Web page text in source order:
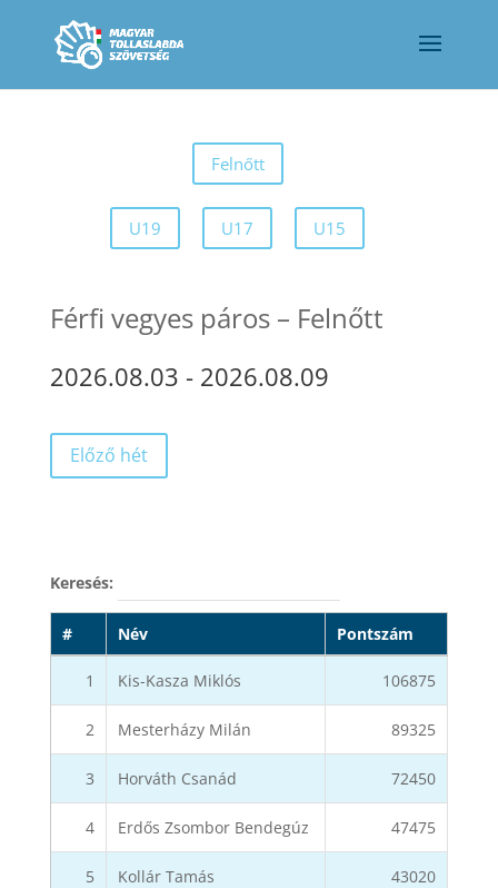
Felnőtt
U19 U17 U15
Férfi vegyes páros – Felnőtt
2026.08.03 - 2026.08.09
Előző hét
Keresés:
# Név Pontszám
1 Kis-Kasza Miklós 106875
2 Mesterházy Milán 89325
3 Horváth Csanád 72450
4 Erdős Zsombor Bendegúz 47475
5 Kollár Tamás 43020